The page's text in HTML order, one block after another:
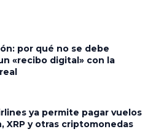
por qué no se debe
«recibo digital» con la
ya permite pagar vuelos
XRP y otras criptomonedas